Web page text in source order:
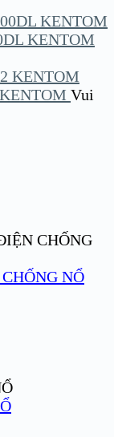
KENTOM
Vui
CHỐNG
NỔ